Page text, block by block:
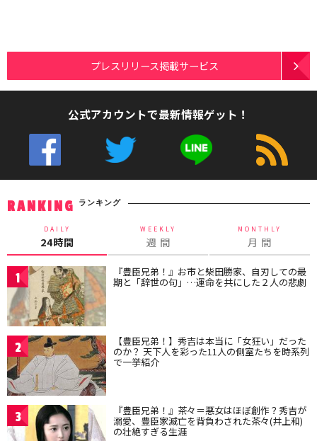
プレスリリース掲載サービス
公式アカウントで最新情報ゲット！
RANKING ランキング
DAILY
24時間
WEEKLY
週 間
MONTHLY
月 間
1 『豊臣兄弟！』お市と柴田勝家、自刃しての最
期と「辞世の句」…運命を共にした２人の悲劇
2 【豊臣兄弟！】秀吉は本当に「女狂い」だった
のか？ 天下人を彩った11人の側室たちを時系列
で一挙紹介
3 『豊臣兄弟！』茶々＝悪女はほぼ創作？秀吉が
溺愛、豊臣家滅亡を背負わされた茶々(井上和)
の壮絶すぎる生涯